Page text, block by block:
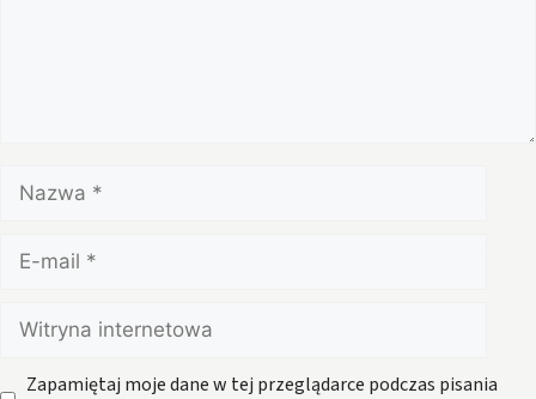
Nazwa
mail
Witryna
internetowa
Zapamiętaj moje dane w tej przeglądarce podczas pisania